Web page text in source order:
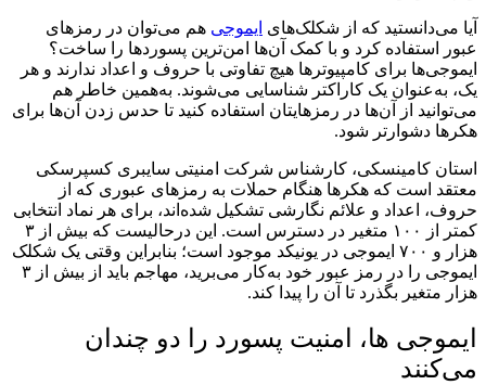
آیا می‌دانستید که از شکلک‌های ایموجی هم می‌توان در رمزهای
عبور استفاده کرد و با کمک آن‌ها امن‌ترین پسوردها را ساخت؟
ایموجی‌ها برای کامپیوترها هیچ تفاوتی با حروف و اعداد ندارند و هر
یک، به‌عنوان یک کاراکتر شناسایی می‌شوند. به‌همین خاطر هم
می‌توانید از آن‌ها در رمزهایتان استفاده کنید تا حدس زدن آن‌ها برای
هکرها دشوارتر شود.
استان کامینسکی، کارشناس شرکت امنیتی سایبری کسپرسکی
معتقد است که هکرها هنگام حملات به رمزهای عبوری که از
حروف، اعداد و علائم نگارشی تشکیل شده‌اند، برای هر نماد انتخابی
کمتر از ۱۰۰ متغیر در دسترس است. این درحالیست که بیش از ۳
هزار و ۷۰۰ ایموجی در یونیکد موجود است؛ بنابراین وقتی یک شکلک
ایموجی را در رمز عبور خود به‌کار می‌برید، مهاجم باید از بیش از ۳
هزار متغیر بگذرد تا آن را پیدا کند.
ایموجی ها، امنیت پسورد را دو چندان
می‌کنند